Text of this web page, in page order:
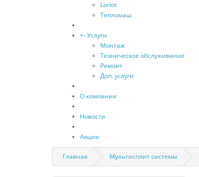
Loriot
Тепломаш
+-Услуги
Монтаж
Техническое обслуживание
Ремонт
Доп. услуги
О компании
Новости
Акции
Главная Мультисплит системы